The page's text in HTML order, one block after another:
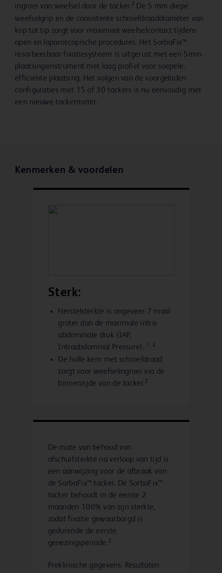
ingroei van weefsel door de tacker. 2 De 5 mm diepe
weefselgrip en de consistente schroefdraaddiameter van
kop tot tip zorgt voor maximaal weefselcontact tijdens
open en laparoscopische procedures. Het SorbaFix™
resorbeerbaar fixatiesysteem is uitgerust met een 5mm-
plaatsingsinstrument met laag profiel voor soepele,
efficiënte plaatsing. Het volgen van de voorgeladen
configuraties met 15 of 30 tackers is nu eenvoudig met
een nieuwe tackermeter.
Kenmerken & voordelen
Sterk:
Herstelsterkte is ongeveer 7 maal
groter dan de maximale intra-
abdominale druk (IAP,
Intraabdominal Pressure). 1, 2
De holle kern met schroefdraad
zorgt voor weefselingroei via de
binnenzijde van de tacker.2
De mate van behoud van
afschuifsterkte na verloop van tijd is
een aanwijzing voor de afbraak van
de SorbaFix™-tacker. De SorbaFix™-
tacker behoudt in de eerste 2
maanden 100% van zijn sterkte,
zodat fixatie gewaarborgd is
gedurende de eerste
genezingsperiode. 2
Preklinische gegevens. Resultaten